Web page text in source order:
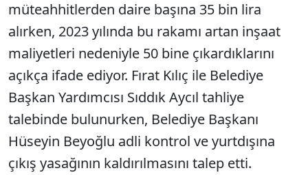
müteahhitlerden daire başına 35 bin lira
alırken, 2023 yılında bu rakamı artan inşaat
maliyetleri nedeniyle 50 bine çıkardıklarını
açıkça ifade ediyor. Fırat Kılıç ile Belediye
Başkan Yardımcısı Sıddık Aycıl tahliye
talebinde bulunurken, Belediye Başkanı
Hüseyin Beyoğlu adli kontrol ve yurtdışına
çıkış yasağının kaldırılmasını talep etti.